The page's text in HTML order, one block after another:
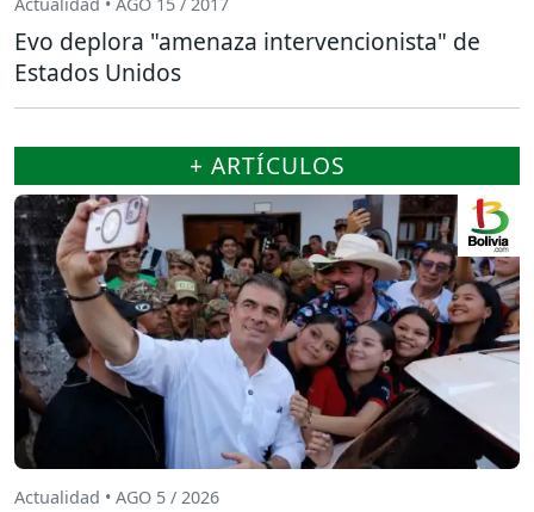
Evo deplora "amenaza intervencionista" de
Estados Unidos
+ ARTÍCULOS
Actualidad • AGO 5 / 2026